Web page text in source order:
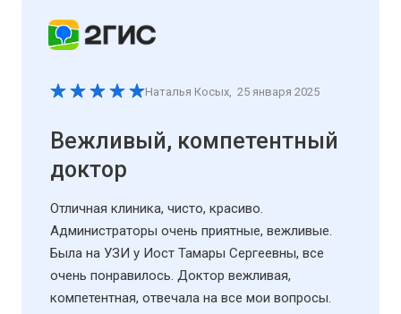
Наталья Косых, 25 января 2025
Вежливый, компетентный
доктор
Отличная клиника, чисто, красиво.
Администраторы очень приятные, вежливые.
Была на УЗИ у Иост Тамары Сергеевны, все
очень понравилось. Доктор вежливая,
компетентная, отвечала на все мои вопросы.